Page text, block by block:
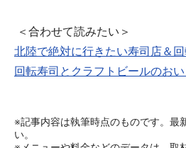
＜合わせて読みたい＞
北陸で絶対に行きたい寿司店＆回
回転寿司とクラフトビールのお
※記事内容は執筆時点のものです。最
い。